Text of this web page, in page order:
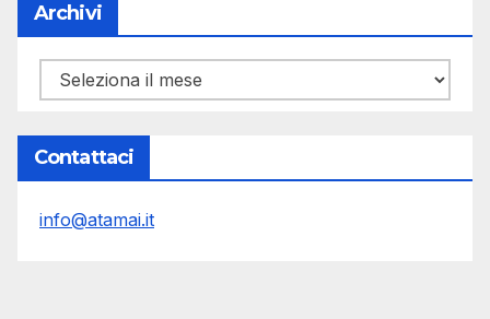
Archivi
Archivi
Contattaci
info@atamai.it